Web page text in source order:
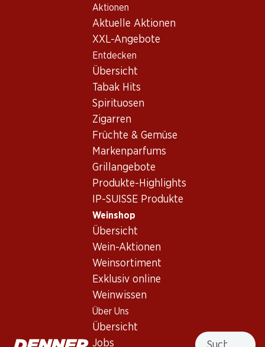
Aktionen
Aktuelle Aktionen
XXL-Angebote
Entdecken
Übersicht
Tabak Hits
Spirituosen
Zigarren
Früchte & Gemüse
Markenparfums
Grillangebote
Produkte-Highlights
IP-SUISSE Produkte
Weinshop
Übersicht
Wein-Aktionen
Weinsortiment
Exklusiv online
Weinwissen
Über Uns
Übersicht
Jobs
Suche
Wein Sortiment
Weisswein - Südafrika
Boschendal Chardonnay
Sommelier Selection
Zonnewyn Chenin Blanc
2025
Zonneberg Sauvignon Blanc
(52)
Western Cape PET